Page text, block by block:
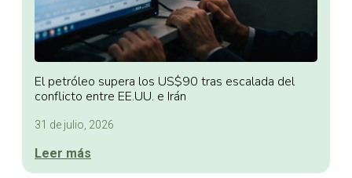
El petróleo supera los US$90 tras escalada del
conflicto entre EE.UU. e Irán
31 de julio, 2026
Leer más